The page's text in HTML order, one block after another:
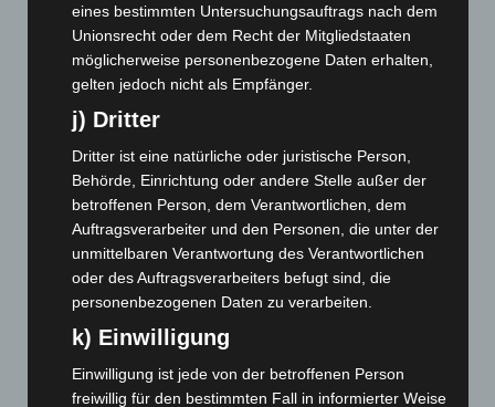
November 2025(114)
Oktober 2025
(112)
September 2025(93)
August 2025(90)
Juli 2025(90)
Juni 2025(103)
Mai 2025(112)
April 2025(88)
März 2025(111)
Februar 2025
Januar 2025(88)
Dezember 2024(89)
eines bestimmten Untersuchungsauftrags nach dem
Unionsrecht oder dem Recht der Mitgliedstaaten
möglicherweise personenbezogene Daten erhalten,
gelten jedoch nicht als Empfänger.
j) Dritter
Dritter ist eine natürliche oder juristische Person,
Behörde, Einrichtung oder andere Stelle außer der
betroffenen Person, dem Verantwortlichen, dem
Auftragsverarbeiter und den Personen, die unter der
unmittelbaren Verantwortung des Verantwortlichen
oder des Auftragsverarbeiters befugt sind, die
personenbezogenen Daten zu verarbeiten.
k) Einwilligung
Einwilligung ist jede von der betroffenen Person
freiwillig für den bestimmten Fall in informierter Weise